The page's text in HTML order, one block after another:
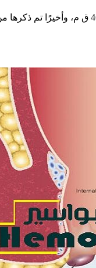
كما تم ذكر البواسير وطريقة علاجها في كتابات